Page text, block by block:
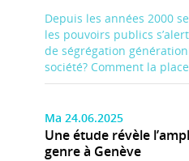
Depuis les années 2000
les pouvoirs publics
de ségrégation
société? Comment la
Ma 24.06.2025
Une étude révèle
genre à Genève